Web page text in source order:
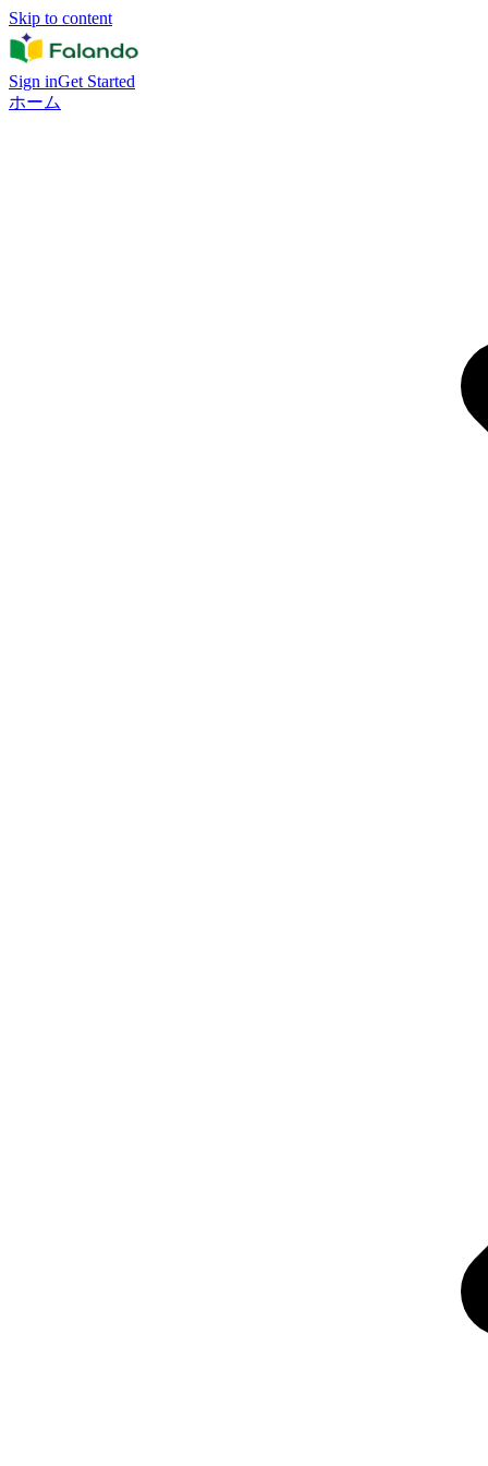
Skip to content
Sign inGet Started
ホーム